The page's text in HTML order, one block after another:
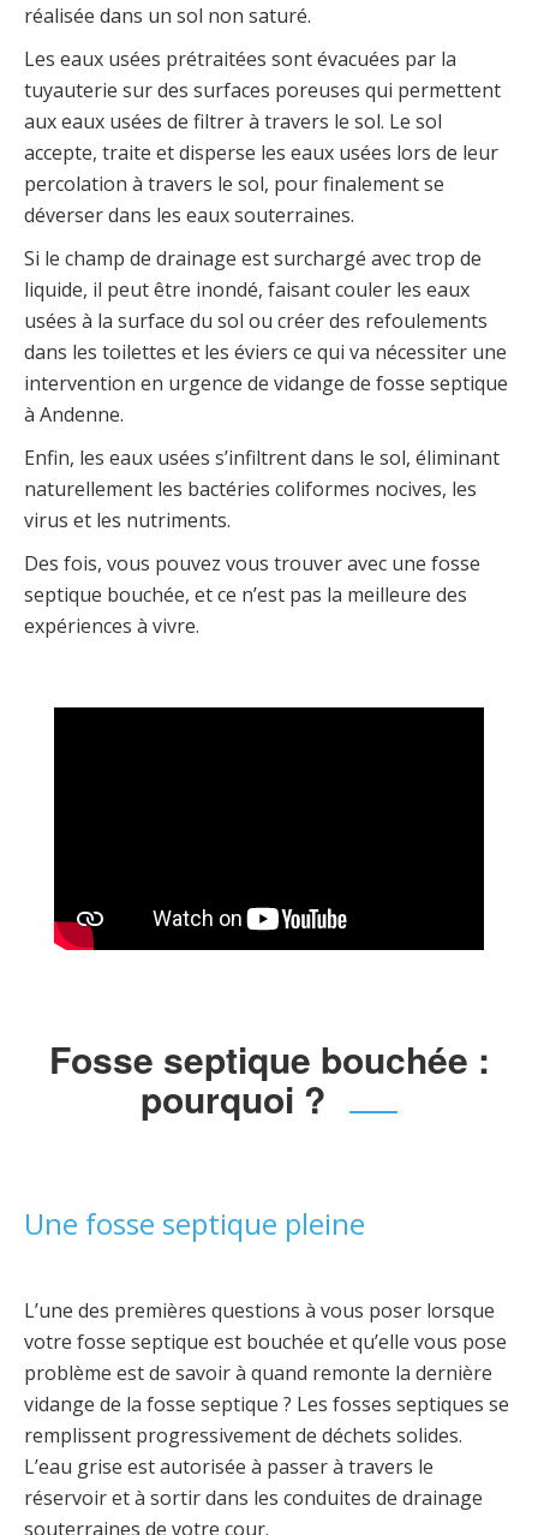
réalisée dans un sol non saturé.
Les eaux usées prétraitées sont évacuées par la
tuyauterie sur des surfaces poreuses qui permettent
aux eaux usées de filtrer à travers le sol. Le sol
accepte, traite et disperse les eaux usées lors de leur
percolation à travers le sol, pour finalement se
déverser dans les eaux souterraines.
Si le champ de drainage est surchargé avec trop de
liquide, il peut être inondé, faisant couler les eaux
usées à la surface du sol ou créer des refoulements
dans les toilettes et les éviers ce qui va nécessiter une
intervention en urgence de vidange de fosse septique
à Andenne.
Enfin, les eaux usées s’infiltrent dans le sol, éliminant
naturellement les bactéries coliformes nocives, les
virus et les nutriments.
Des fois, vous pouvez vous trouver avec une fosse
septique bouchée, et ce n’est pas la meilleure des
expériences à vivre.
Fosse septique bouchée :
pourquoi ?
Une fosse septique pleine
L’une des premières questions à vous poser lorsque
votre fosse septique est bouchée et qu’elle vous pose
problème est de savoir à quand remonte la dernière
vidange de la fosse septique ? Les fosses septiques se
remplissent progressivement de déchets solides.
L’eau grise est autorisée à passer à travers le
réservoir et à sortir dans les conduites de drainage
souterraines de votre cour.